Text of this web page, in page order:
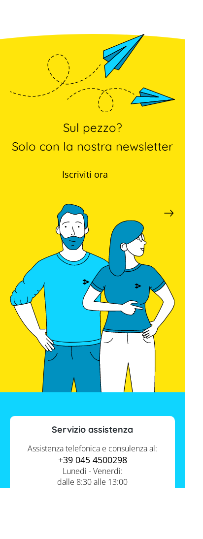
Sul pezzo?
Solo con la nostra newsletter
Iscriviti ora
Servizio assistenza
Assistenza telefonica e consulenza al:
+39 045 4500298
Lunedì - Venerdì:
dalle 8:30 alle 13:00